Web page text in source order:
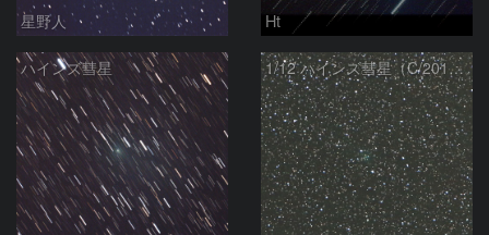
星野人 Ht
ハインズ彗星 1/12 ハインズ彗星（C/2017 T1）